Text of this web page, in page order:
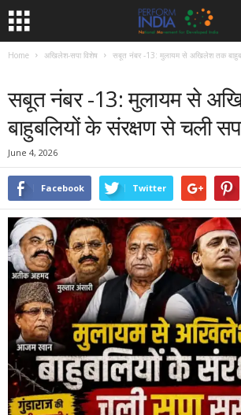
Home अखिलेश-सपा विशेष सबूत नंबर -13: मुलायम से अखिलेश तक
सबूत नंबर -13: मुलायम से
बाहुबलियों के संरक्षण से चली
June 4, 2026
Facebook Twitter